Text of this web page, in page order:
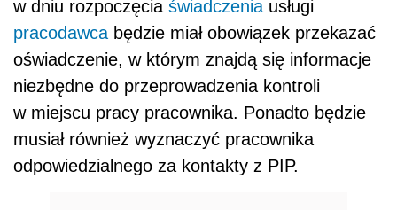
w dniu rozpoczęcia świadczeniausługi
pracodawcabędzie miał obowiązek przekazać
oświadczenie, w którym znajdą się informacje
niezbędne do przeprowadzenia kontroli
w miejscu pracy pracownika. Ponadto będzie
musiał również wyznaczyć pracownika
odpowiedzialnego za kontakty z PIP.